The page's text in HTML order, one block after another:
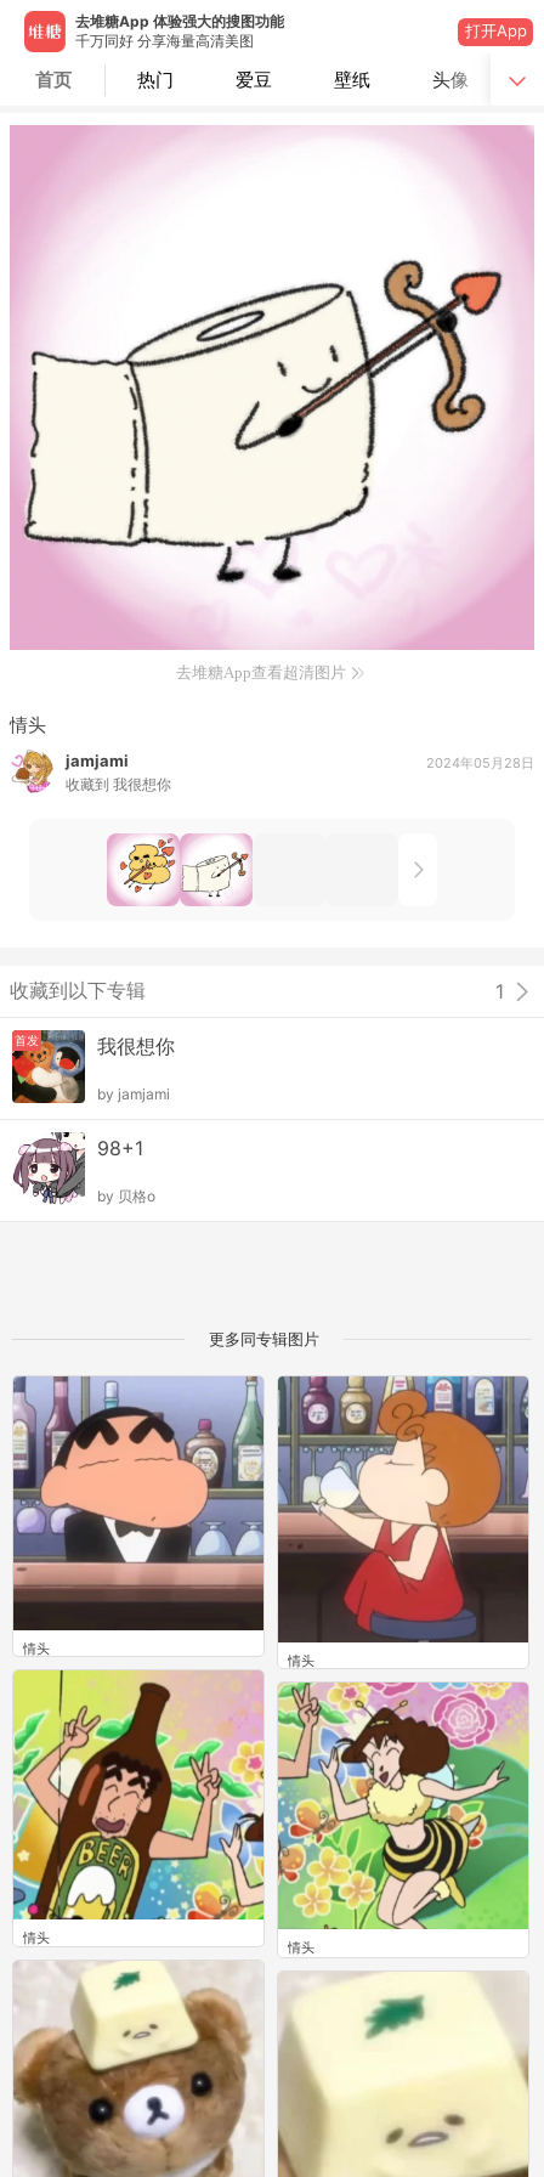
去堆糖App 体验强大的搜图功能
千万同好 分享海量高清美图
打开App
首页 热门 爱豆 壁纸 头像
去堆糖App查看超清图片
情头
jamjami
收藏到 我很想你
2024年05月28日
收藏到以下专辑 1
首发 我很想你
by jamjami
98+1
by 贝格o
更多同专辑图片
情头
0
情头
0
情头
0
情头
0